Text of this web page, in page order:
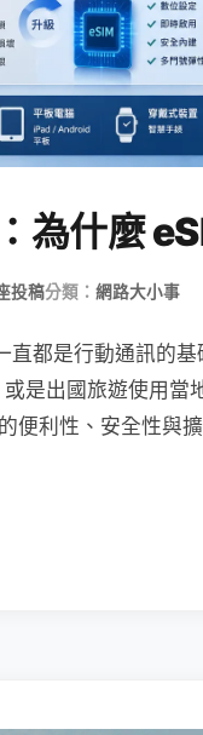
為什麼
投稿分類： 網路大小事
直都是行動通訊的
是出國旅遊使用當
便利性、安全性與